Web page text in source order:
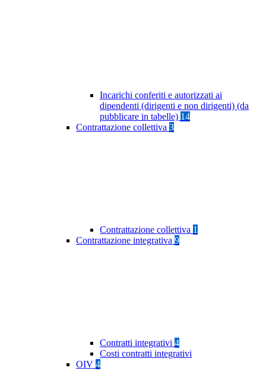
Incarichi conferiti e autorizzati ai
dipendenti (dirigenti e non dirigenti) (da
pubblicare in tabelle) 14
Contrattazione collettiva 3
Contrattazione collettiva 1
Contrattazione integrativa 9
Contratti integrativi 4
Costi contratti integrativi
OIV 4